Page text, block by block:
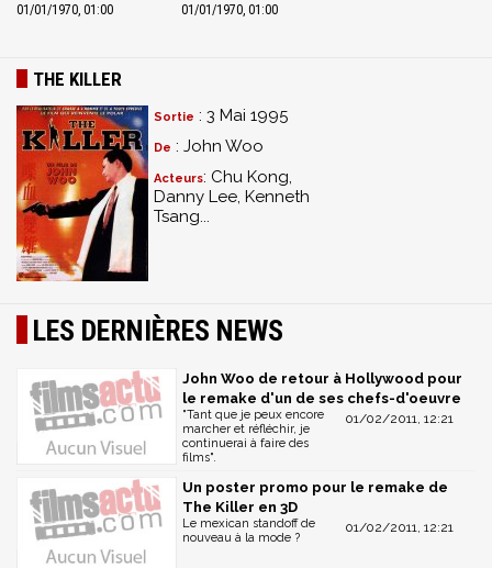
01/01/1970, 01:00 01/01/1970, 01:00
THE KILLER
Sortie : 3 Mai 1995
De : John Woo
Acteurs: Chu Kong,
Danny Lee, Kenneth
Tsang...
LES DERNIÈRES NEWS
John Woo de retour à Hollywood pour
le remake d'un de ses chefs-d'oeuvre
01/02/2011, 12:21
"Tant que je peux encore
marcher et réfléchir, je
continuerai à faire des
films".
Un poster promo pour le remake de
The Killer en 3D
01/02/2011, 12:21
Le mexican standoff de
nouveau à la mode ?